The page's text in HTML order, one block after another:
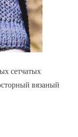
сетчатых
вязаный